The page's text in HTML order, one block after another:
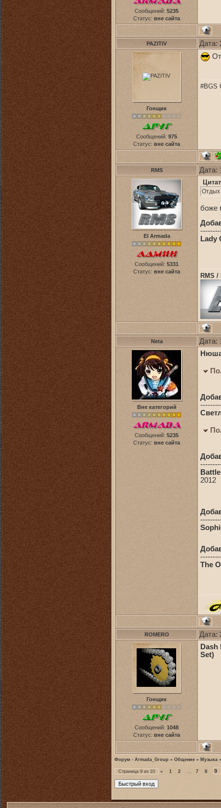
Сообщений: 5235
Статус: вне сайта
PAZITIV Дата:
Гонщик
Сообщений: 975
Статус: вне сайта
#BGS
RMS Дата:
El Armada
Сообщений: 5331
Статус: вне сайта
Отдых
боже
Lady
RMS /
Neta Дата:
Вне категорий
Сообщений: 5235
Статус: вне сайта
2012
The
ROMERO Дата:
Гонщик
Сообщений: 1048
Статус: вне сайта
Set)
Форум - Armada_Group » Общение » Музыка »
Страница 9 из 10 « 1 2 … 7 8 9